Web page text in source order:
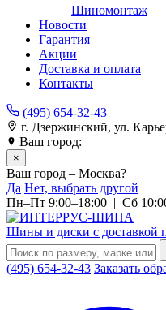
Шиномонтаж
Новости
Гарантия
Акции
Доставка и оплата
Контакты
(495) 654-32-43
г. Дзержинский, ул.
Ваш город:
×
Ваш город – Москва?
Да Нет, выбрать другой
Пн–Пт 9:00–18:00 | Сб
Шины и диски с доставкой
(495) 654-32-43 Заказать